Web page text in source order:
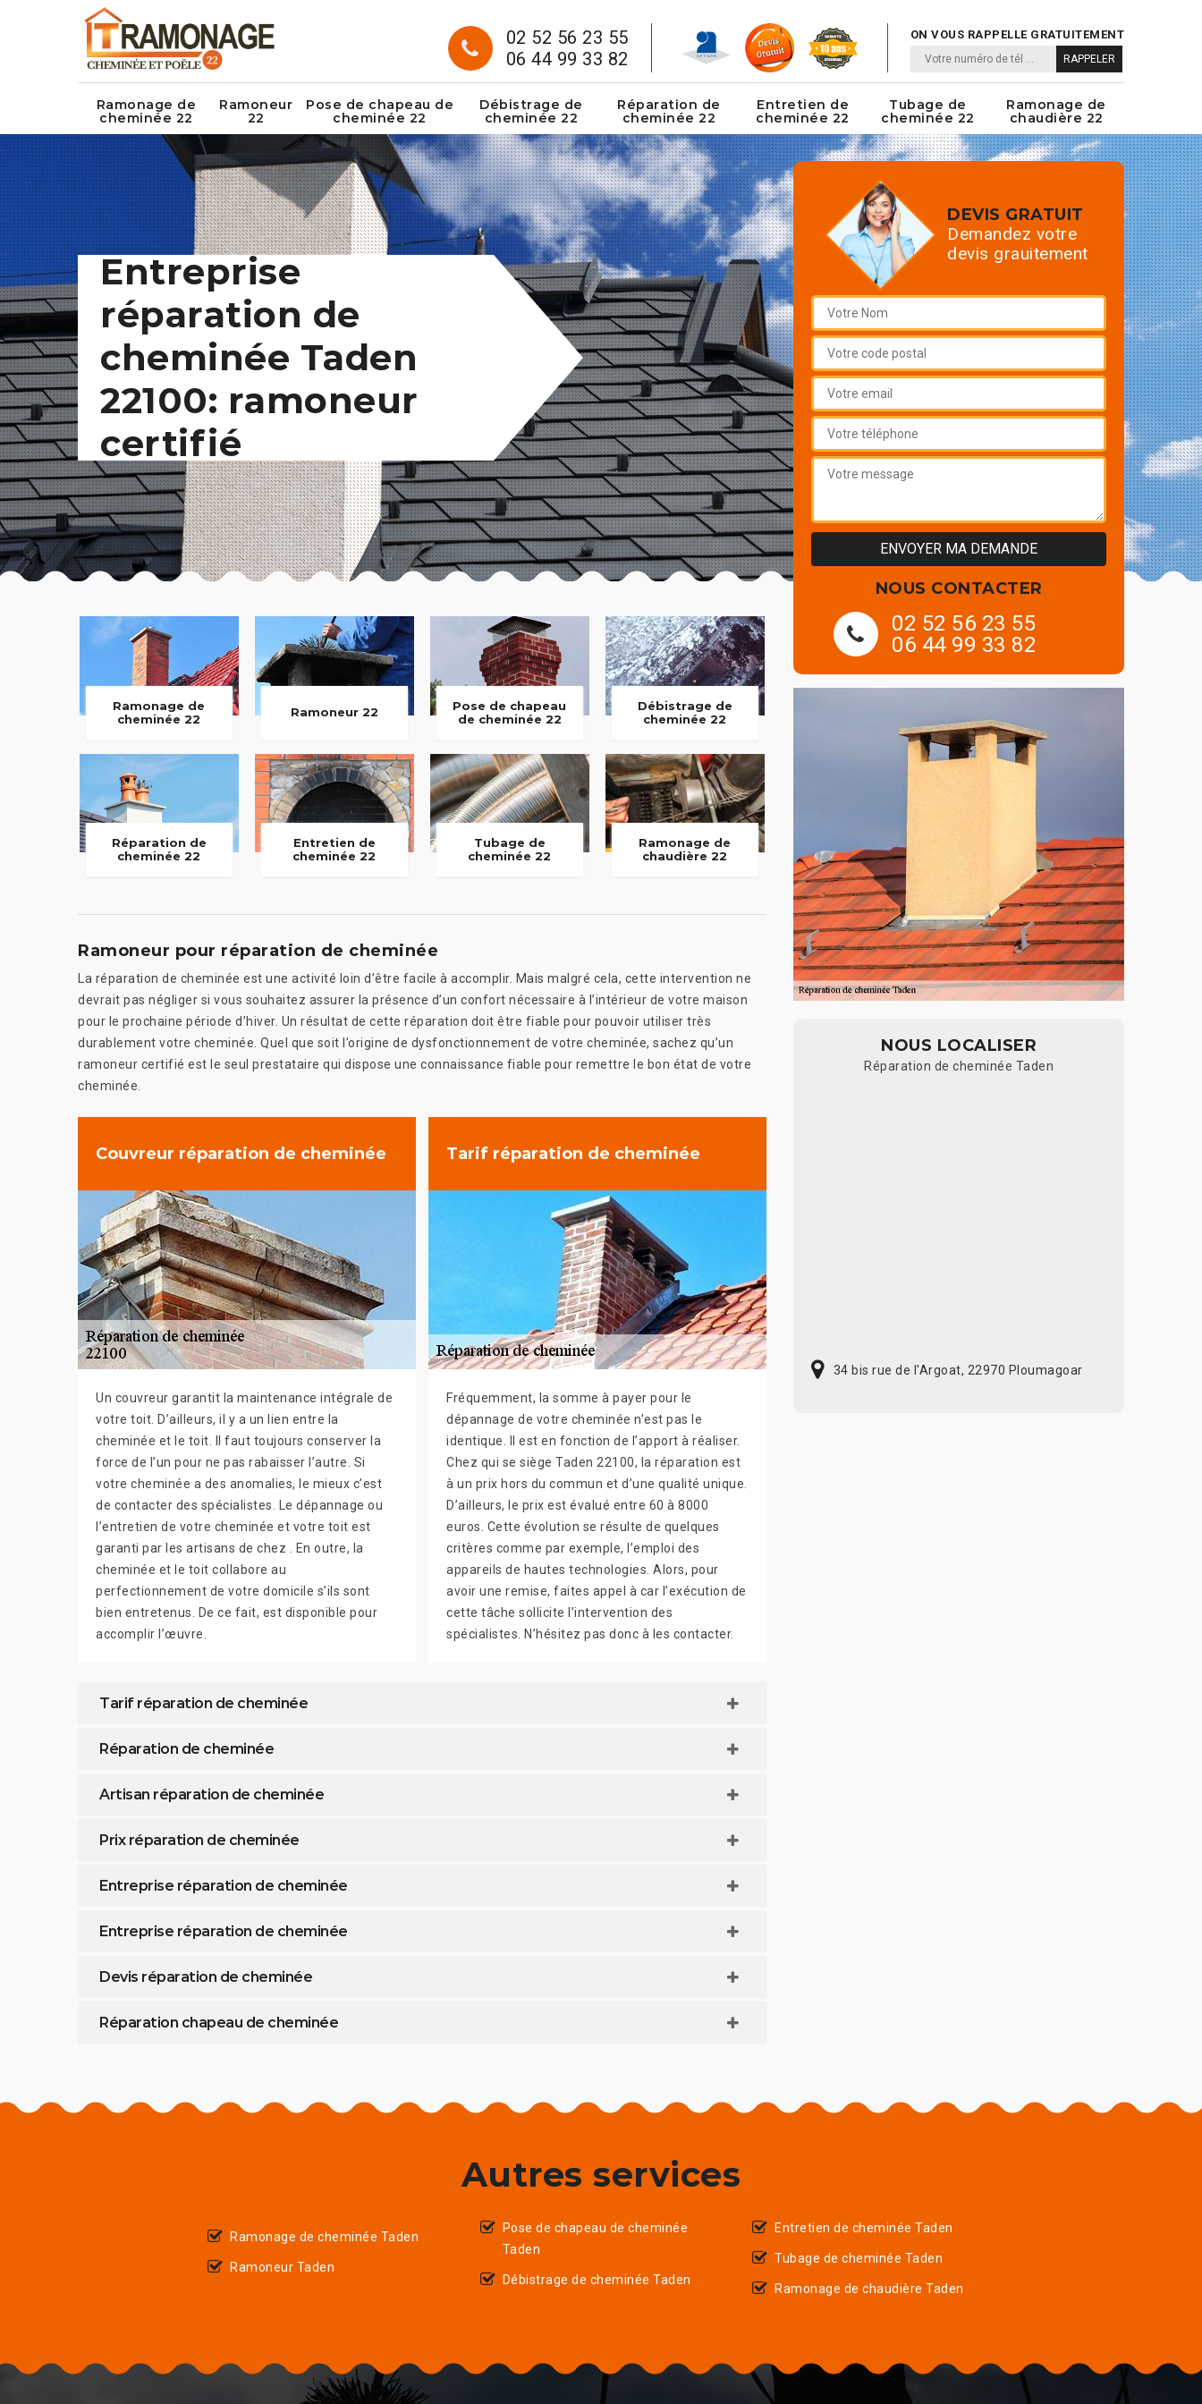
02 52 56 23 55
06 44 99 33 82
ON VOUS RAPPELLE GRATUITEMENT
Ramonage de
cheminée 22
Ramoneur
22
Pose de chapeau de
cheminée 22
Débistrage de
cheminée 22
Réparation de
cheminée 22
Entretien de
cheminée 22
Tubage de
cheminée 22
Ramonage de
chaudière 22
Entreprise
réparation de
cheminée Taden
22100: ramoneur
certifié
Ramonage de
cheminée 22
Ramoneur 22
Pose de chapeau
de cheminée 22
Débistrage de
cheminée 22
Réparation de
cheminée 22
Entretien de
cheminée 22
Tubage de
cheminée 22
Ramonage de
chaudière 22
Ramoneur pour réparation de cheminée
La réparation de cheminée est une activité loin d’être facile à accomplir. Mais malgré cela, cette intervention ne
devrait pas négliger si vous souhaitez assurer la présence d’un confort nécessaire à l’intérieur de votre maison
pour le prochaine période d’hiver. Un résultat de cette réparation doit être fiable pour pouvoir utiliser très
durablement votre cheminée. Quel que soit l’origine de dysfonctionnement de votre cheminée, sachez qu’un
ramoneur certifié est le seul prestataire qui dispose une connaissance fiable pour remettre le bon état de votre
cheminée.
Couvreur réparation de cheminée
Un couvreur garantit la maintenance intégrale de
votre toit. D’ailleurs, il y a un lien entre la
cheminée et le toit. Il faut toujours conserver la
force de l’un pour ne pas rabaisser l’autre. Si
votre cheminée a des anomalies, le mieux c’est
de contacter des spécialistes. Le dépannage ou
l’entretien de votre cheminée et votre toit est
garanti par les artisans de chez . En outre, la
cheminée et le toit collabore au
perfectionnement de votre domicile s’ils sont
bien entretenus. De ce fait, est disponible pour
accomplir l’œuvre.
Tarif réparation de cheminée
Fréquemment, la somme à payer pour le
dépannage de votre cheminée n’est pas le
identique. Il est en fonction de l’apport à réaliser.
Chez qui se siège Taden 22100, la réparation est
à un prix hors du commun et d’une qualité unique.
D’ailleurs, le prix est évalué entre 60 à 8000
euros. Cette évolution se résulte de quelques
critères comme par exemple, l’emploi des
appareils de hautes technologies. Alors, pour
avoir une remise, faites appel à car l’exécution de
cette tâche sollicite l’intervention des
spécialistes. N’hésitez pas donc à les contacter.
Tarif réparation de cheminée
Réparation de cheminée
Artisan réparation de cheminée
Prix réparation de cheminée
Entreprise réparation de cheminée
Entreprise réparation de cheminée
Devis réparation de cheminée
Réparation chapeau de cheminée
DEVIS GRATUIT
Demandez votre
devis grauitement
NOUS CONTACTER
02 52 56 23 55
06 44 99 33 82
NOUS LOCALISER
Réparation de cheminée Taden
34 bis rue de l'Argoat, 22970 Ploumagoar
Autres services
Ramonage de cheminée Taden
Ramoneur Taden
Pose de chapeau de cheminée
Taden
Débistrage de cheminée Taden
Entretien de cheminée Taden
Tubage de cheminée Taden
Ramonage de chaudière Taden